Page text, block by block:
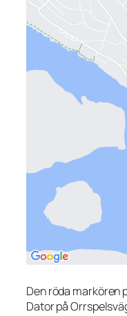
Den röda markören
Dator på